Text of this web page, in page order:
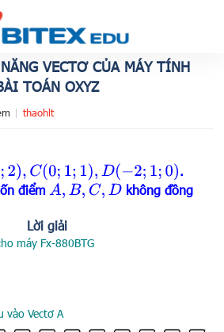
VECTƠ CỦA MÁY TÍNH
TOÁN OXYZ
thaohlt
0;1; 1),D(−2 ; 1; 0)
.
điểm A,B ,C,D
không đồng
Lời giải
máy Fx-880BTG
vào Vectơ A